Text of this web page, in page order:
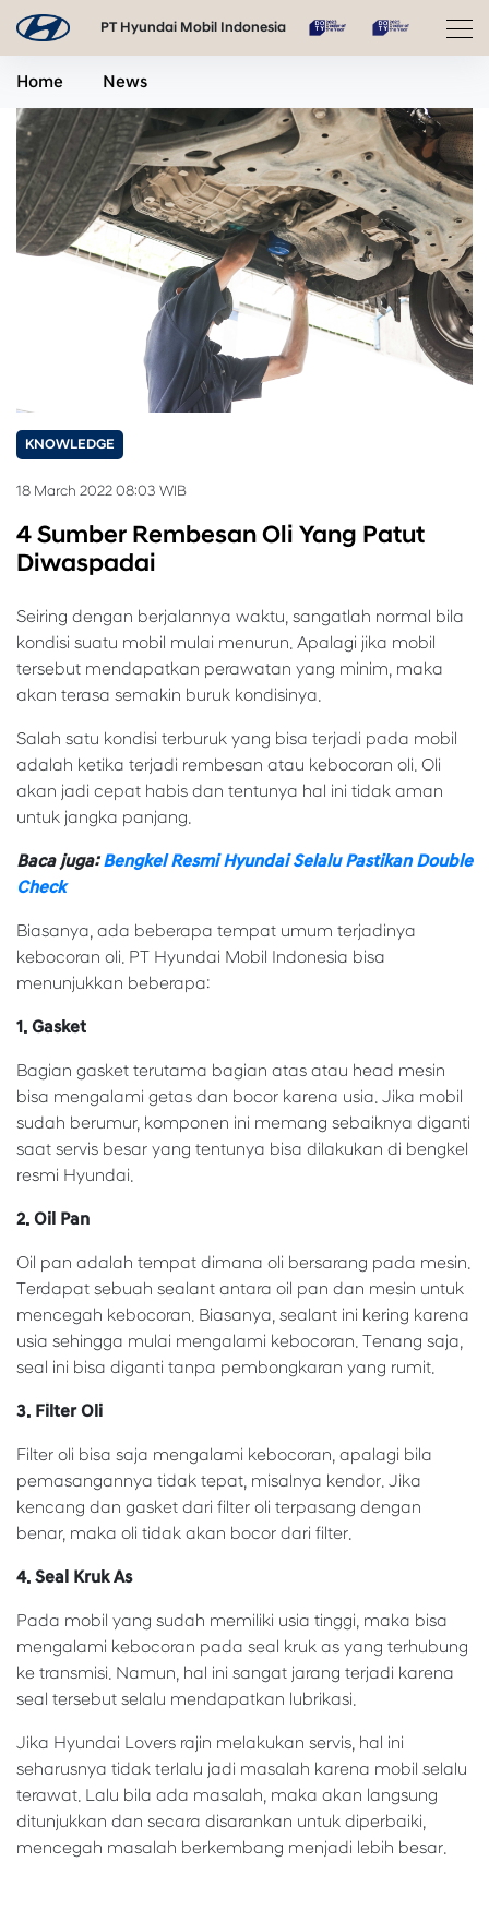
PT Hyundai Mobil Indonesia
Home News
KNOWLEDGE
18 March 2022 08:03 WIB
4 Sumber Rembesan Oli Yang Patut
Diwaspadai
Seiring dengan berjalannya waktu, sangatlah normal bila
kondisi suatu mobil mulai menurun. Apalagi jika mobil
tersebut mendapatkan perawatan yang minim, maka
akan terasa semakin buruk kondisinya.
Salah satu kondisi terburuk yang bisa terjadi pada mobil
adalah ketika terjadi rembesan atau kebocoran oli. Oli
akan jadi cepat habis dan tentunya hal ini tidak aman
untuk jangka panjang.
Baca juga:Bengkel Resmi Hyundai Selalu Pastikan Double
Check
Biasanya, ada beberapa tempat umum terjadinya
kebocoran oli. PT Hyundai Mobil Indonesia bisa
menunjukkan beberapa:
1. Gasket
Bagian gasket terutama bagian atas atau head mesin
bisa mengalami getas dan bocor karena usia. Jika mobil
sudah berumur, komponen ini memang sebaiknya diganti
saat servis besar yang tentunya bisa dilakukan di bengkel
resmi Hyundai.
2. Oil Pan
Oil pan adalah tempat dimana oli bersarang pada mesin.
Terdapat sebuah sealant antara oil pan dan mesin untuk
mencegah kebocoran. Biasanya, sealant ini kering karena
usia sehingga mulai mengalami kebocoran. Tenang saja,
seal ini bisa diganti tanpa pembongkaran yang rumit.
3. Filter Oli
Filter oli bisa saja mengalami kebocoran, apalagi bila
pemasangannya tidak tepat, misalnya kendor. Jika
kencang dan gasket dari filter oli terpasang dengan
benar, maka oli tidak akan bocor dari filter.
4. Seal Kruk As
Pada mobil yang sudah memiliki usia tinggi, maka bisa
mengalami kebocoran pada seal kruk as yang terhubung
ke transmisi. Namun, hal ini sangat jarang terjadi karena
seal tersebut selalu mendapatkan lubrikasi.
Jika Hyundai Lovers rajin melakukan servis, hal ini
seharusnya tidak terlalu jadi masalah karena mobil selalu
terawat. Lalu bila ada masalah, maka akan langsung
ditunjukkan dan secara disarankan untuk diperbaiki,
mencegah masalah berkembang menjadi lebih besar.